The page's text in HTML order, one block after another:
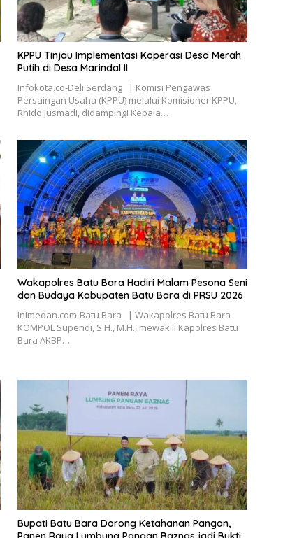
KPPU Tinjau Implementasi Koperasi Desa Merah
Putih di Desa Marindal II
Infokota.co-Deli Serdang | Komisi Pengawas
Persaingan Usaha (KPPU) melalui Komisioner KPPU,
Rhido Jusmadi, didampingi Kepala…
Wakapolres Batu Bara Hadiri Malam Pesona Seni
dan Budaya Kabupaten Batu Bara di PRSU 2026
Inimedan.com-Batu Bara | Wakapolres Batu Bara
KOMPOL Supendi, S.H., M.H., mewakili Kapolres Batu
Bara AKBP…
Bupati Batu Bara Dorong Ketahanan Pangan,